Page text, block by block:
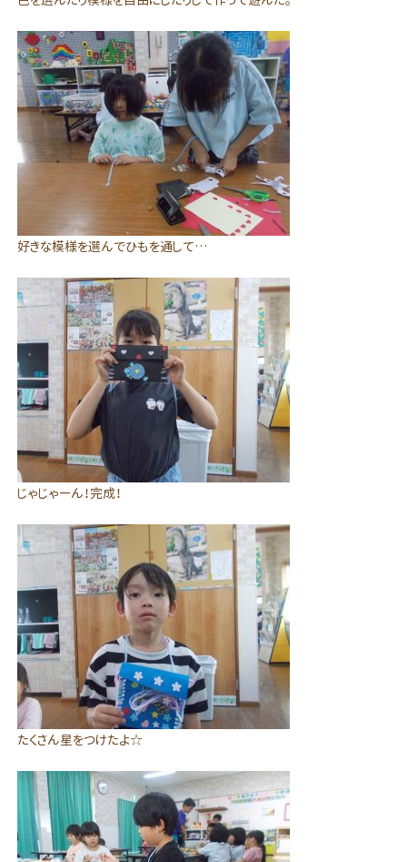
好きな模様を選んでひもを通して…
じゃじゃーん！完成！
たくさん星をつけたよ☆